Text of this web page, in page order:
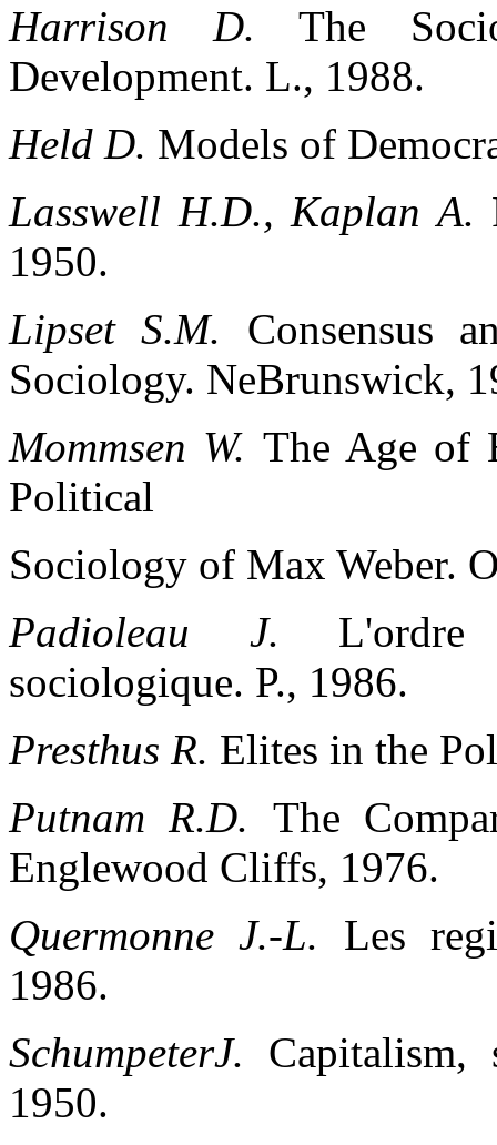
Harrison D.The
Development. L., 1988.
Held D. Models of
Lasswell H.D., Kaplan A.
1950.
Lipset S.M. Consensus
Sociology. NeBrunswick,
Mommsen W. The Age of
Political
Sociology of Max Weber.
Padioleau J.
sociologique. P., 1986.
Presthus R. Elites in the
Putnam R.D. The
Englewood Cliffs, 1976.
Quermonne J.-L. Les
1986.
SchumpeterJ. Capitalism,
1950.